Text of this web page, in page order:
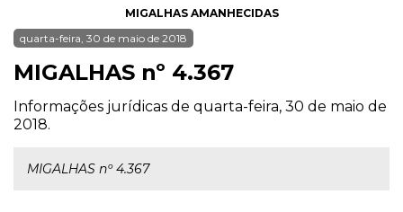
MIGALHAS AMANHECIDAS
quarta-feira, 30 de maio de 2018
MIGALHAS nº 4.367
Informações jurídicas de quarta-feira, 30 de maio de
2018.
MIGALHAS nº 4.367